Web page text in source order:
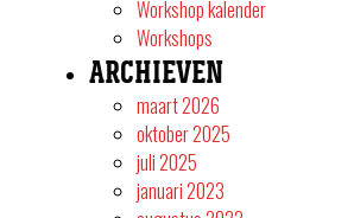
Workshop kalender
Workshops
ARCHIEVEN
maart 2026
oktober 2025
juli 2025
januari 2023